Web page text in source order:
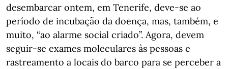
desembarcar ontem, em Tenerife, deve-se ao
período de incubação da doença, mas, também, e
muito, “ao alarme social criado”. Agora, devem
seguir-se exames moleculares às pessoas e
rastreamento a locais do barco para se perceber a